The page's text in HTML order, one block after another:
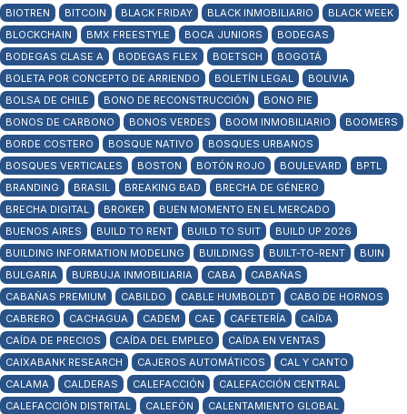
BIOTREN
BITCOIN BLACK FRIDAY BLACK INMOBILIARIO
BLACK WEEK
BLOCKCHAIN
BMX FREESTYLE BOCA JUNIORS
BODEGAS
BODEGAS CLASE A
BODEGAS FLEX BOETSCH
BOGOTÁ
BOLETA POR CONCEPTO DE ARRIENDO
BOLETÍN LEGAL
BOLIVIA
BOLSA DE CHILE
BONO DE RECONSTRUCCIÓN
BONO PIE
BONOS DE CARBONO
BONOS VERDES BOOM INMOBILIARIO
BOOMERS
BORDE COSTERO
BOSQUE NATIVO
BOSQUES URBANOS
BOSQUES VERTICALES
BOSTON BOTÓN ROJO BOULEVARD
BPTL
BRANDING
BRASIL BREAKING BAD
BRECHA DE GÉNERO
BRECHA DIGITAL
BROKER
BUEN MOMENTO EN EL MERCADO
BUENOS AIRES
BUILD TO RENT BUILD TO SUIT
BUILD UP 2026
BUILDING INFORMATION MODELING
BUILDINGS BUILT-TO-RENT
BUIN
BULGARIA
BURBUJA INMOBILIARIA CABA
CABAÑAS
CABAÑAS PREMIUM
CABILDO CABLE HUMBOLDT
CABO DE HORNOS
CABRERO
CACHAGUA CADEM CAE CAFETERÍA
CAÍDA
CAÍDA DE PRECIOS
CAÍDA DEL EMPLEO
CAÍDA EN VENTAS
CAIXABANK RESEARCH
CAJEROS AUTOMÁTICOS
CAL Y CANTO
CALAMA
CALDERAS CALEFACCIÓN
CALEFACCIÓN CENTRAL
CALEFACCIÓN DISTRITAL
CALEFÓN
CALENTAMIENTO GLOBAL